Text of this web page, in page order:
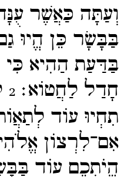
וְעַתָּה כַּאֲשֶׁר
בַּבָּשָׂר כֵּן הֱיוּ
בַּדַּעַת הַהִיא
חָדַל לַחֲטוֹא׃2
תִחְיוּ עוֹד
אִם־​לִרְצוֹן
הֱיֹתְכֶם עוֹד